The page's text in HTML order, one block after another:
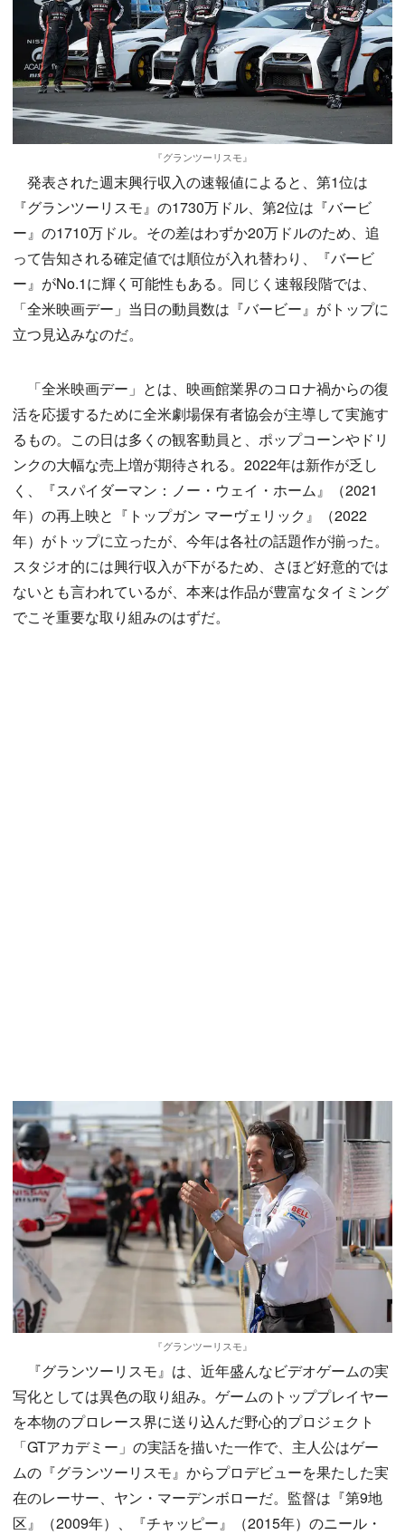
『グランツーリスモ』
発表された週末興行収入の速報値によると、第1位は
『グランツーリスモ』の1730万ドル、第2位は『バービ
ー』の1710万ドル。その差はわずか20万ドルのため、追
って告知される確定値では順位が入れ替わり、『バービ
ー』がNo.1に輝く可能性もある。同じく速報段階では、
「全米映画デー」当日の動員数は『バービー』がトップに
立つ見込みなのだ。
「全米映画デー」とは、映画館業界のコロナ禍からの復
活を応援するために全米劇場保有者協会が主導して実施す
るもの。この日は多くの観客動員と、ポップコーンやドリ
ンクの大幅な売上増が期待される。2022年は新作が乏し
く、『スパイダーマン：ノー・ウェイ・ホーム』（2021
年）の再上映と『トップガン マーヴェリック』（2022
年）がトップに立ったが、今年は各社の話題作が揃った。
スタジオ的には興行収入が下がるため、さほど好意的では
ないとも言われているが、本来は作品が豊富なタイミング
でこそ重要な取り組みのはずだ。
『グランツーリスモ』
『グランツーリスモ』は、近年盛んなビデオゲームの実
写化としては異色の取り組み。ゲームのトッププレイヤー
を本物のプロレース界に送り込んだ野心的プロジェクト
「GTアカデミー」の実話を描いた一作で、主人公はゲー
ムの『グランツーリスモ』からプロデビューを果たした実
在のレーサー、ヤン・マーデンボローだ。監督は『第9地
区』（2009年）、『チャッピー』（2015年）のニール・